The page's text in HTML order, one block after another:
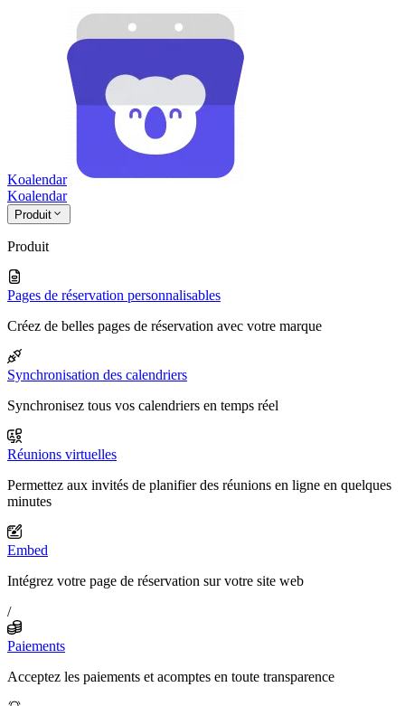
Koalendar
Koalendar
Produit
Produit
Pages de réservation personnalisables
Créez de belles pages de réservation avec votre marque
Synchronisation des calendriers
Synchronisez tous vos calendriers en temps réel
Réunions virtuelles
Permettez aux invités de planifier des réunions en ligne en quelques
minutes
Embed
Intégrez votre page de réservation sur votre site web
/
Paiements
Acceptez les paiements et acomptes en toute transparence